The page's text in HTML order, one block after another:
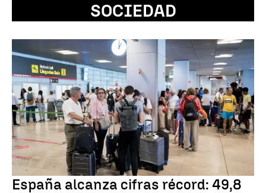
SOCIEDAD
España alcanza cifras récord: 49,8